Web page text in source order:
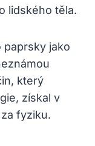
lidského těla.
paprsky jako
který
získal v
fyziku.